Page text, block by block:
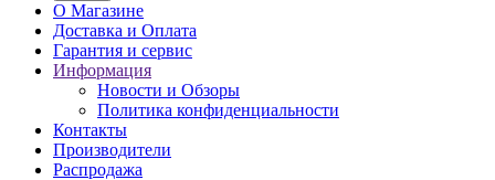
О Магазине
Доставка и Оплата
Гарантия и сервис
Информация
Новости и Обзоры
Политика конфиденциальности
Контакты
Производители
Распродажа